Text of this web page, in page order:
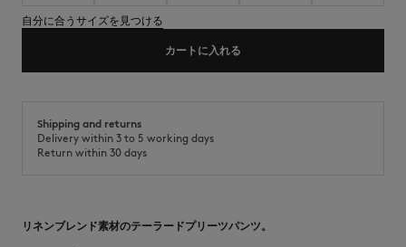
自分に合うサイズを見つける
カートに入れる
Shipping and returns
Delivery within 3 to 5 working days
Return within 30 days
リネンブレンド素材のテーラードプリーツパンツ。